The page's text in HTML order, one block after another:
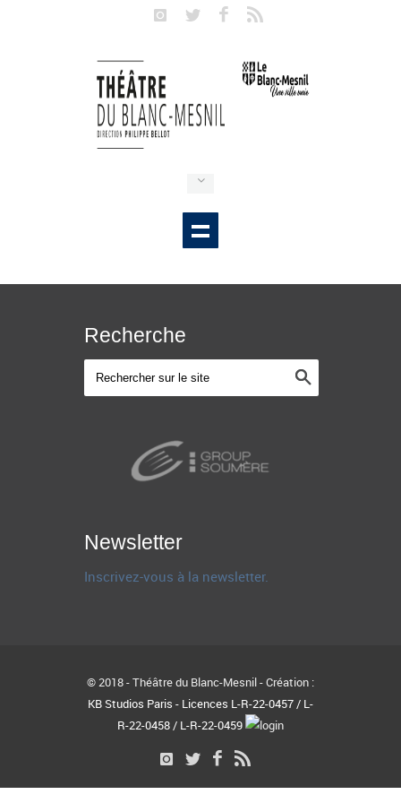
Recherche
Newsletter
Inscrivez-vous à la newsletter.
© 2018 - Théâtre du Blanc-Mesnil - Création :
KB Studios Paris - Licences L-R-22-0457 / L-
R-22-0458 / L-R-22-0459